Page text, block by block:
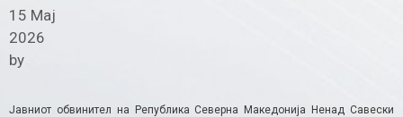
15 Мај
2026
by
Јавниот обвинител на Република Северна Македонија Ненад Савески